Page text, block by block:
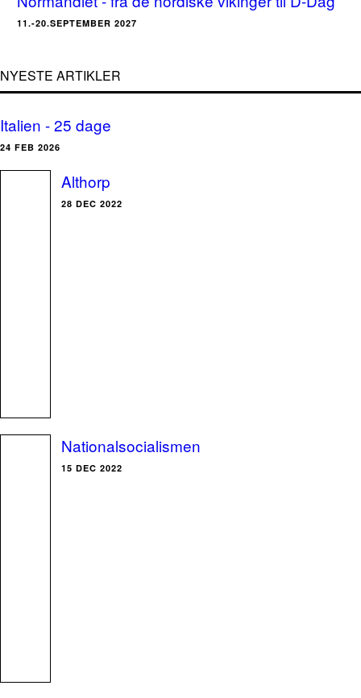
11.-20.SEPTEMBER 2027
NYESTE ARTIKLER
Italien - 25 dage
24 FEB 2026
Althorp
28 DEC 2022
Nationalsocialismen
15 DEC 2022